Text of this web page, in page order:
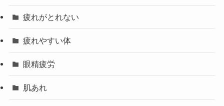
疲れがとれない
疲れやすい体
眼精疲労
肌あれ